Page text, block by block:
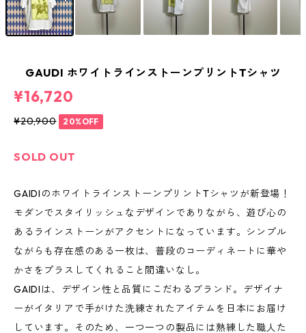
GAUDI ホワイトラインストーンプリントTシャツ
¥16,720
¥20,900 20%OFF
SOLD OUT
GAIDIのホワイトラインストーンプリントTシャツが新登場！
モダンでスタイリッシュなデザインでありながら、遊び心の
あるラインストーンがアクセントになっています。シンプル
ながらも存在感のある一枚は、普段のコーディネートに華や
かさをプラスしてくれること間違いなし。
GAIDIは、デザイン性と品質にこだわるブランド。デザイナ
ーがイタリアで手がけた洗練されたアイテムを日本にお届け
しています。そのため、一つ一つの製品には熟練した職人た